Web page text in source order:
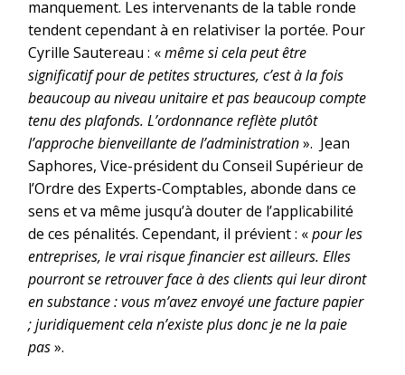
manquement. Les intervenants de la table ronde
tendent cependant à en relativiser la portée. Pour
Cyrille Sautereau : «même si cela peut être
significatif pour de petites structures, c’est à la fois
beaucoup au niveau unitaire et pas beaucoup compte
tenu des plafonds. L’ordonnance reflète plutôt
l’approche bienveillante de l’administration». Jean
Saphores, Vice-président du Conseil Supérieur de
l’Ordre des Experts-Comptables, abonde dans ce
sens et va même jusqu’à douter de l’applicabilité
de ces pénalités. Cependant, il prévient : «pour les
entreprises, le vrai risque financier est ailleurs. Elles
pourront se retrouver face à des clients qui leurdiront
en substance : vous m’avez envoyé une facture papier
; juridiquement cela n’existe plus donc je ne la paie
pas».